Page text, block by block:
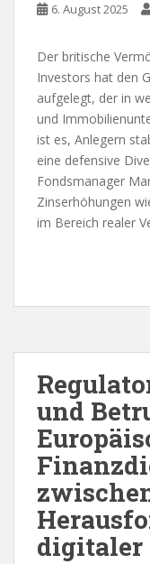
6. August 2025
Der britische
Investors hat den
aufgelegt, der in
und
ist es, Anlegern
eine defensive
Fondsmanager
Zinserhöhungen
im Bereich realer
und